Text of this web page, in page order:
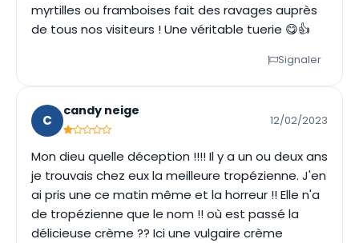
myrtilles ou framboises fait des ravages auprès
de tous nos visiteurs ! Une véritable tuerie 😋👍
Signaler
C
candy neige
12/02/2023
Mon dieu quelle déception !!!! Il y a un ou deux ans
je trouvais chez eux la meilleure tropézienne. J'en
ai pris une ce matin même et la horreur !! Elle n'a
de tropézienne que le nom !! où est passé la
délicieuse crème ?? Ici une vulgaire crème